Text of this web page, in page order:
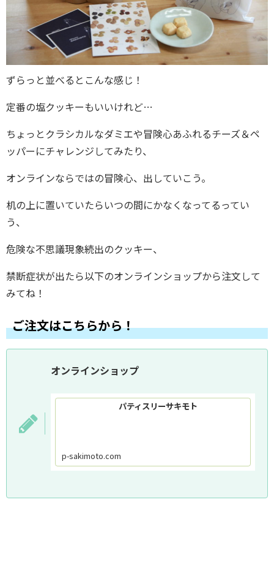
ずらっと並べるとこんな感じ！
定番の塩クッキーもいいけれど…
ちょっとクラシカルなダミエや冒険心あふれるチーズ＆ペ
ッパーにチャレンジしてみたり、
オンラインならではの冒険心、出していこう。
机の上に置いていたらいつの間にかなくなってるってい
う、
危険な不思議現象続出のクッキー、
禁断症状が出たら以下のオンラインショップから注文して
みてね！
ご注文はこちらから！
オンラインショップ
パティスリーサキモト
p-sakimoto.com